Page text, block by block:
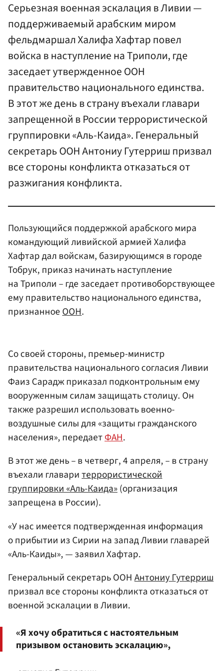
Серьезная военная эскалация в Ливии —
поддерживаемый арабским миром
фельдмаршал Халифа Хафтар повел
войска в наступление на Триполи, где
заседает утвержденное ООН
правительство национального единства.
В этот же день в страну въехали главари
запрещенной в России террористической
группировки «Аль-Каида». Генеральный
секретарь ООН Антониу Гутерриш призвал
все стороны конфликта отказаться от
разжигания конфликта.
Пользующийся поддержкой арабского мира
командующий ливийской армией Халифа
Хафтар дал войскам, базирующимся в городе
Тобрук, приказ начинать наступление
на Триполи – где заседает противоборствующее
ему правительство национального единства,
признанноеООН.
Со своей стороны, премьер-министр
правительства национального согласия Ливии
Фаиз Сарадж приказал подконтрольным ему
вооруженным силам защищать столицу. Он
также разрешил использовать военно-
воздушные силы для «защиты гражданского
населения», передаетФАН.
В этот же день – в четверг, 4 апреля, – в страну
въехали главаритеррористической
группировки «Аль-Каида»(организация
запрещена в России).
«У нас имеется подтвержденная информация
о прибытии из Сирии на запад Ливии главарей
«Аль-Каиды», — заявил Хафтар.
Генеральный секретарь ООН Антониу Гутерриш
призвал все стороны конфликта отказаться от
военной эскалации в Ливии.
«Я хочу обратиться с настоятельным
призывом остановить эскалацию»,